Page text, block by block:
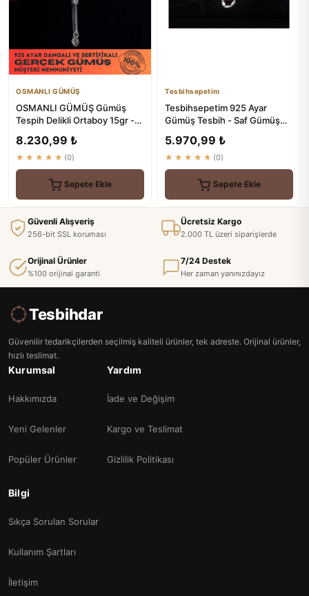
OSMANLI GÜMÜŞ
OSMANLI GÜMÜŞ Gümüş
Tespih Delikli Ortaboy 15gr -
8.230,99 ₺
★★★★★ (0)
Sepete Ekle
Tesbihsepetim
Tesbihsepetim 925 Ayar
Gümüş Tesbih - Saf Gümüş
5.970,99 ₺
★★★★★ (0)
Sepete Ekle
Güvenli Alışveriş
256-bit SSL koruması
Ücretsiz Kargo
2.000 TL üzeri siparişlerde
Orijinal Ürünler
%100 orijinal garanti
7/24 Destek
Her zaman yanınızdayız
Tesbihdar
Güvenilir tedarikçilerden seçilmiş kaliteli ürünler, tek adreste. Orijinal ürünler,
hızlı teslimat.
Kurumsal
Hakkımızda
Yeni Gelenler
Popüler Ürünler
Yardım
İade ve Değişim
Kargo ve Teslimat
Gizlilik Politikası
Bilgi
Sıkça Sorulan Sorular
Kullanım Şartları
İletişim